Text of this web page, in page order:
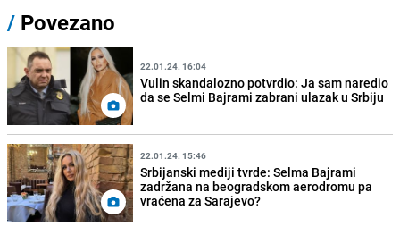
/ Povezano
22.01.24. 16:04
Vulin skandalozno potvrdio: Ja sam naredio
da se Selmi Bajrami zabrani ulazak u Srbiju
22.01.24. 15:46
Srbijanski mediji tvrde: Selma Bajrami
zadržana na beogradskom aerodromu pa
vraćena za Sarajevo?